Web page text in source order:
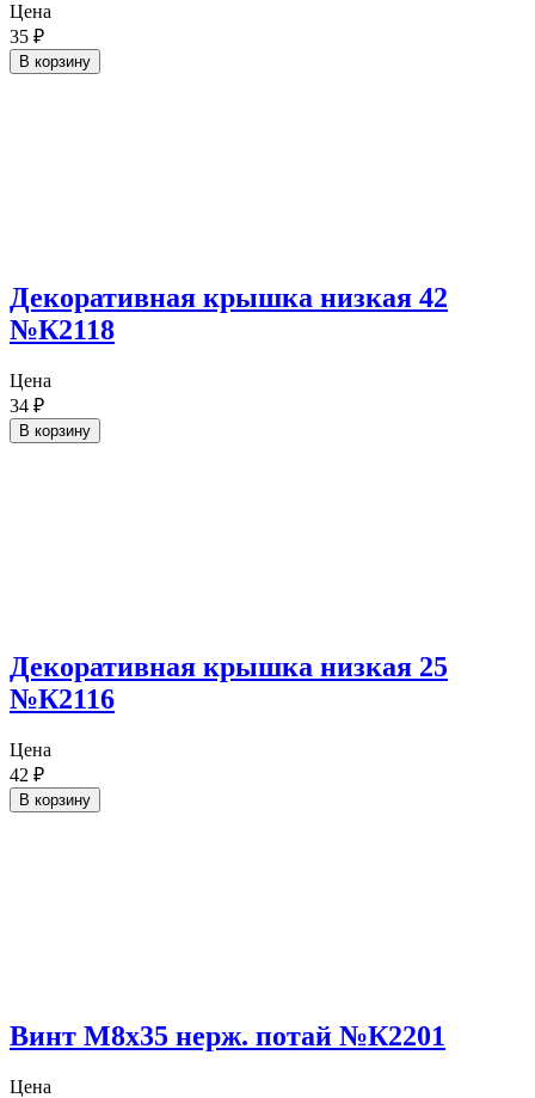
Цена
35 ₽
В корзину
Декоративная крышка низкая 42
№К2118
Цена
34 ₽
В корзину
Декоративная крышка низкая 25
№К2116
Цена
42 ₽
В корзину
Винт М8х35 нерж. потай №К2201
Цена